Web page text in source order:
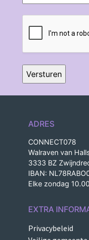
ADRES
CONNECT078
Walraven van
3333 BZ
IBAN:
Elke zondag
EXTRA
Privacybeleid